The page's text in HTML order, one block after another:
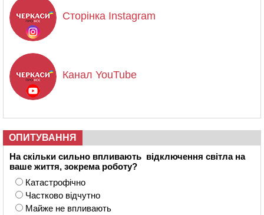
Сторінка Instagram
Канал YouTube
ОПИТУВАННЯ
На скільки сильно впливають відключення світла на
ваше життя, зокрема роботу?
Катастрофічно
Частково відчутно
Майже не впливають